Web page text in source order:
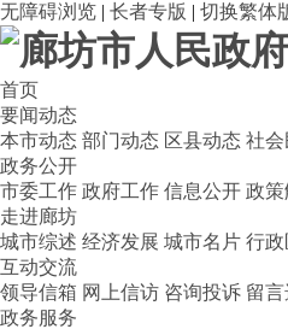
无障碍浏览 | 长者专版 | 切换繁体
首页
要闻动态
本市动态 部门动态 区县动态 社会
政务公开
市委工作 政府工作 信息公开 政
走进廊坊
城市综述 经济发展 城市名片 行政
互动交流
领导信箱 网上信访 咨询投诉 留
政务服务